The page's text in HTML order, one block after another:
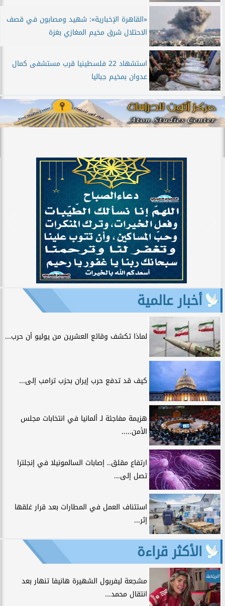
«القاهرة الإخبارية»: شهيد ومصابون في قصف
الاحتلال شرق مخيم المغازي بغزة
استشهاد 22 فلسطينيا قرب مستشفى كمال
عدوان بمخيم جباليا
أخبار عالمية
لماذا تكشف وقائع العشرين من يوليو أن حرب...
كيف قد تدفع حرب إيران بحزب ترامب إلى...
هزيمة مفاجئة لـ ألمانيا في انتخابات مجلس
الأمن.....
ارتفاع مقلق.. إصابات السالمونيلا في إنجلترا
تصل إلى...
استئناف العمل في المطارات بعد قرار غلقها
إثر...
الأكثر قراءة
الرياضة
مشجعة ليفربول الشهيرة هانيفا تنهار بعد
انتقال محمد...